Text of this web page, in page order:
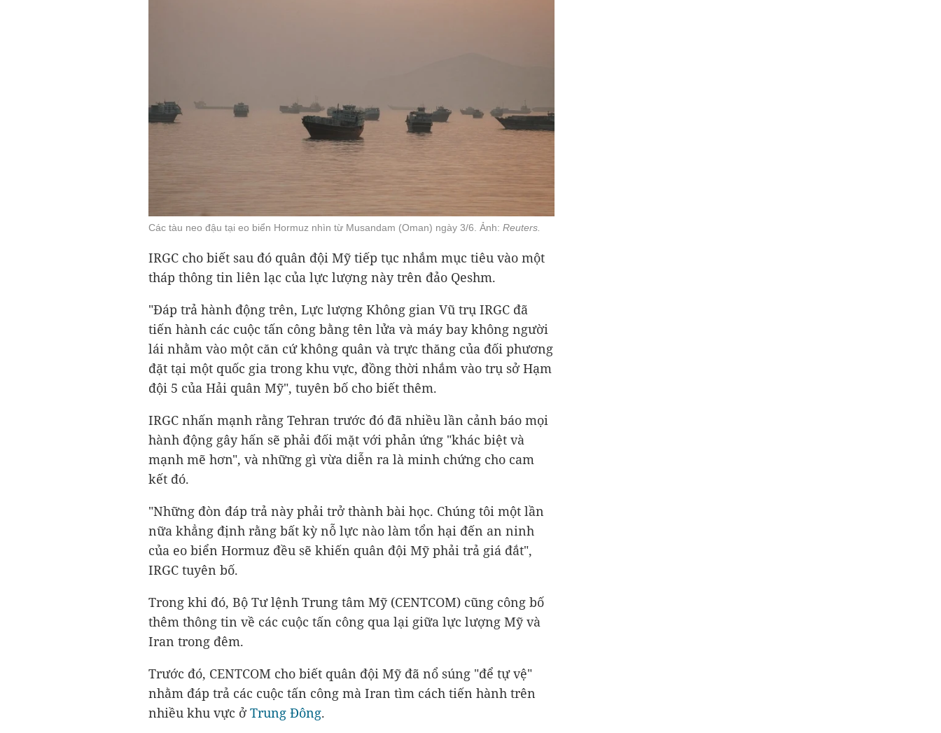
Các tàu neo đậu tại eo biển Hormuz nhìn từ Musandam (Oman) ngày 3/6. Ảnh: Reuters.
IRGC cho biết sau đó quân đội Mỹ tiếp tục nhắm mục tiêu vào một
tháp thông tin liên lạc của lực lượng này trên đảo Qeshm.
"Đáp trả hành động trên, Lực lượng Không gian Vũ trụ IRGC đã
tiến hành các cuộc tấn công bằng tên lửa và máy bay không người
lái nhằm vào một căn cứ không quân và trực thăng của đối phương
đặt tại một quốc gia trong khu vực, đồng thời nhắm vào trụ sở Hạm
đội 5 của Hải quân Mỹ", tuyên bố cho biết thêm.
IRGC nhấn mạnh rằng Tehran trước đó đã nhiều lần cảnh báo mọi
hành động gây hấn sẽ phải đối mặt với phản ứng "khác biệt và
mạnh mẽ hơn", và những gì vừa diễn ra là minh chứng cho cam
kết đó.
"Những đòn đáp trả này phải trở thành bài học. Chúng tôi một lần
nữa khẳng định rằng bất kỳ nỗ lực nào làm tổn hại đến an ninh
của eo biển Hormuz đều sẽ khiến quân đội Mỹ phải trả giá đắt",
IRGC tuyên bố.
Trong khi đó, Bộ Tư lệnh Trung tâm Mỹ (CENTCOM) cũng công bố
thêm thông tin về các cuộc tấn công qua lại giữa lực lượng Mỹ và
Iran trong đêm.
Trước đó, CENTCOM cho biết quân đội Mỹ đã nổ súng "để tự vệ"
nhằm đáp trả các cuộc tấn công mà Iran tìm cách tiến hành trên
nhiều khu vực ở Trung Đông.